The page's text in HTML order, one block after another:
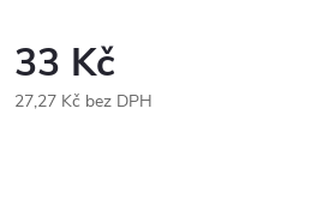
33 Kč
27,27 Kč bez DPH